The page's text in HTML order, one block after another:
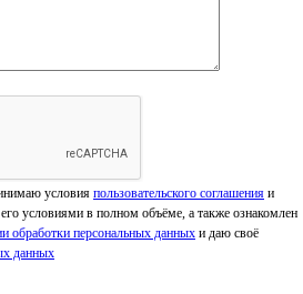
условия пользовательского соглашения и
условиями в полном объёме, а также ознакомлен
обработки персональных данных и даю своё
данных